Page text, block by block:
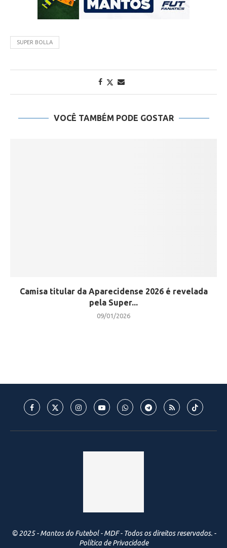
SUPER BOLLA
VOCÊ TAMBÉM PODE GOSTAR
Camisa titular da Aparecidense 2026 é revelada
pela Super...
09/01/2026
© 2025 - Mantos do Futebol - MDF - Todos os direitos reservados. -
Política de Privacidade